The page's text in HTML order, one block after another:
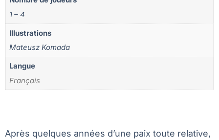
1 – 4
Illustrations
Mateusz Komada
Langue
Français
Après quelques années d’une paix toute relative,